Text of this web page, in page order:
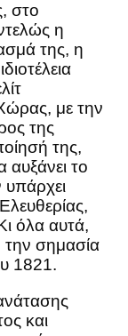
στο
η
της, η
με την
της
της,
το
όλα αυτά,
την σημασία
1821.
και